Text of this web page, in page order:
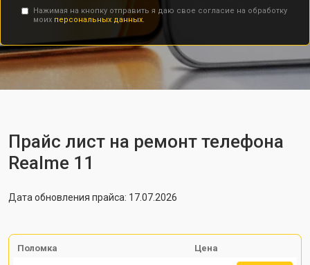
Нажимая на кнопку отправить я даю свое согласие на обработку
моих персональных данных.
Прайс лист на ремонт телефона
Realme 11
Дата обновления прайса: 17.07.2026
Поломка Цена